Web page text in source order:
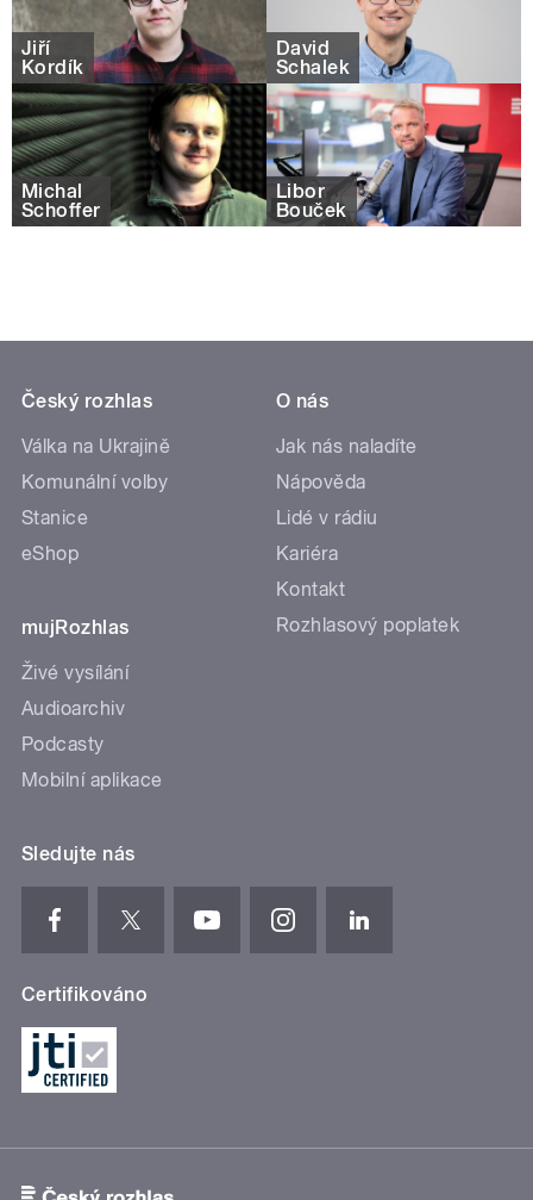
Jiří
Kordík
David
Schalek
Michal
Schoffer
Libor
Bouček
Český rozhlas
Válka na Ukrajině
Komunální volby
Stanice
eShop
mujRozhlas
Živé vysílání
Audioarchiv
Podcasty
Mobilní aplikace
O nás
Jak nás naladíte
Nápověda
Lidé v rádiu
Kariéra
Kontakt
Rozhlasový poplatek
Sledujte nás
Certifikováno